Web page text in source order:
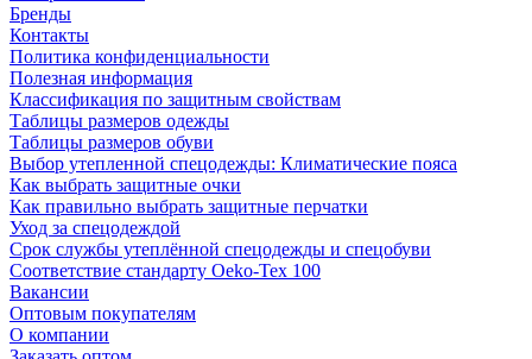
Бренды
Контакты
Политика конфиденциальности
Полезная информация
Классификация по защитным свойствам
Таблицы размеров одежды
Таблицы размеров обуви
Выбор утепленной спецодежды: Климатические пояса
Как выбрать защитные очки
Как правильно выбрать защитные перчатки
Уход за спецодеждой
Срок службы утеплённой спецодежды и спецобуви
Соответствие стандарту Oeko-Tex 100
Вакансии
Оптовым покупателям
О компании